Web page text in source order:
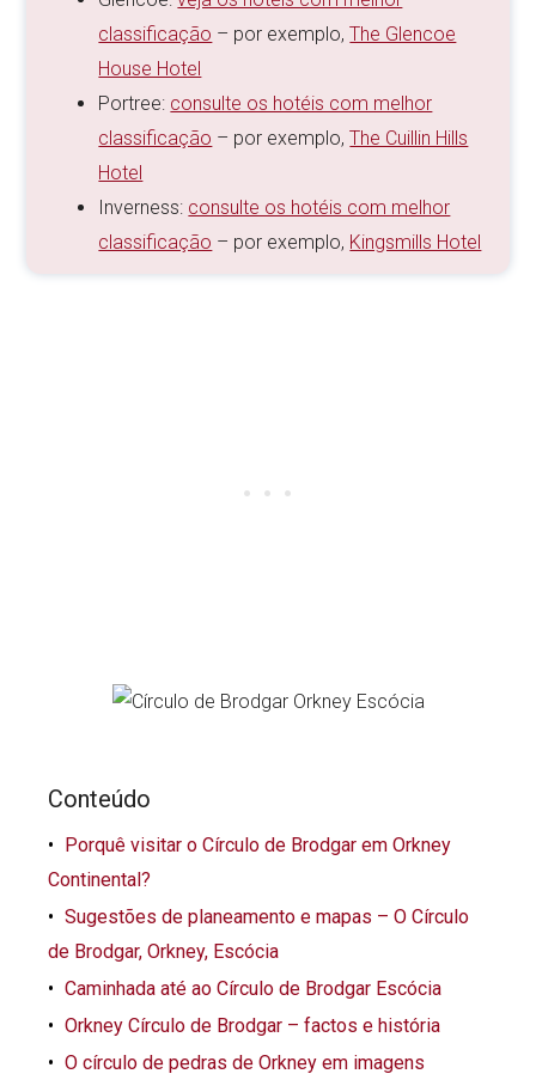
classificação – por exemplo,The Glencoe
House Hotel
Portree: consulte os hotéis com melhor
classificação – por exemplo,The Cuillin Hills
Hotel
Inverness: consulte os hotéis com melhor
classificação – por exemplo, Kingsmills Hotel
Conteúdo
Porquê visitar o Círculo de Brodgar em Orkney
Continental?
Sugestões de planeamento e mapas – O Círculo
de Brodgar, Orkney, Escócia
Caminhada até ao Círculo de Brodgar Escócia
Orkney Círculo de Brodgar – factos e história
O círculo de pedras de Orkney em imagens